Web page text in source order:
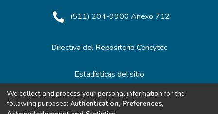
(511) 204-9900 Anexo 712
Directiva del Repositorio Concytec
Estadísticas del sitio
Redes de Repositorios
We collect and process your personal information for the
following purposes: Authentication, Preferences,